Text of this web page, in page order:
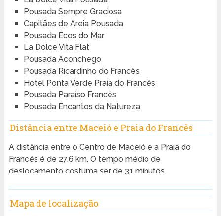
Pousada Sempre Graciosa
Capitães de Areia Pousada
Pousada Ecos do Mar
La Dolce Vita Flat
Pousada Aconchego
Pousada Ricardinho do Francês
Hotel Ponta Verde Praia do Francês
Pousada Paraíso Francês
Pousada Encantos da Natureza
Distância entre Maceió e Praia do Francês
A distância entre o Centro de Maceió e a Praia do
Francês é de 27,6 km. O tempo médio de
deslocamento costuma ser de 31 minutos.
Mapa de localização